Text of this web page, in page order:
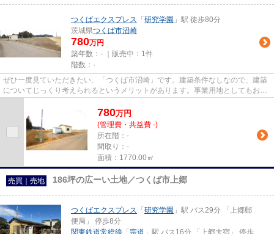
つくばエクスプレス 「 研究学園 」駅 徒歩80分
茨城県つくば市沼崎
780万円
築年数：- ｜販売中： 1件
階数：-
ぜひ一度見ていただきたい、「つくば市沼崎」です。建築条件なしなので、建築
についてじっくり考えられるというメリットがあります。事業用地としてもお使
780万円
(管理費・共益費 -)
所在階：-
間取り：-
面積：1770.00㎡
売買｜売地 186坪の広ーい土地／つくば市上郷
つくばエクスプレス 「 研究学園 」駅 バス29分 「上郷郵
便局」 停歩8分
関東鉄道常総線 「 宗道 」駅 バス16分 「上郷大宿」 停歩